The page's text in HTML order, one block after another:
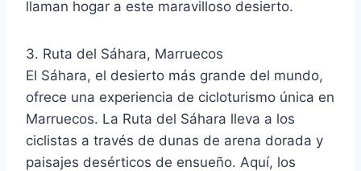
llaman hogar a este maravilloso desierto.
3. Ruta del Sáhara, Marruecos
El Sáhara, el desierto más grande del mundo,
ofrece una experiencia de cicloturismo única en
Marruecos. La Ruta del Sáhara lleva a los
ciclistas a través de dunas de arena dorada y
paisajes desérticos de ensueño. Aquí, los